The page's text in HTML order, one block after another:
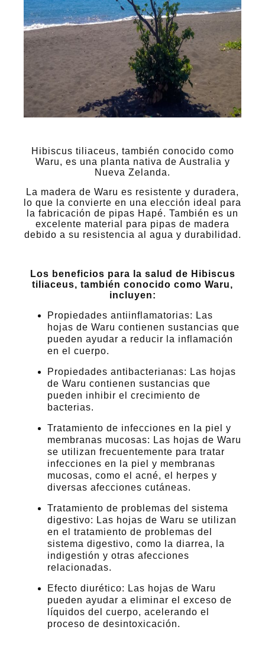
Hibiscus tiliaceus, también conocido como
Waru, es una planta nativa de Australia y
Nueva Zelanda.
La madera de Waru es resistente y duradera,
lo que la convierte en una elección ideal para
la fabricación de pipas Hapé. También es un
excelente material para pipas de madera
debido a su resistencia al agua y durabilidad.
Los beneficios para la salud de Hibiscus
tiliaceus, también conocido como Waru,
incluyen:
Propiedades antiinflamatorias: Las
hojas de Waru contienen sustancias que
pueden ayudar a reducir la inflamación
en el cuerpo.
Propiedades antibacterianas: Las hojas
de Waru contienen sustancias que
pueden inhibir el crecimiento de
bacterias.
Tratamiento de infecciones en la piel y
membranas mucosas: Las hojas de Waru
se utilizan frecuentemente para tratar
infecciones en la piel y membranas
mucosas, como el acné, el herpes y
diversas afecciones cutáneas.
Tratamiento de problemas del sistema
digestivo: Las hojas de Waru se utilizan
en el tratamiento de problemas del
sistema digestivo, como la diarrea, la
indigestión y otras afecciones
relacionadas.
Efecto diurético: Las hojas de Waru
pueden ayudar a eliminar el exceso de
líquidos del cuerpo, acelerando el
proceso de desintoxicación.